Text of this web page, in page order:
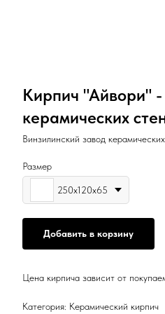
Кирпич "Айвори" -
керамических
Винзилинский завод
Размер
250х120х65
Добавить в корзину
Цена кирпича зависит от
Категория: Керамический кирпич